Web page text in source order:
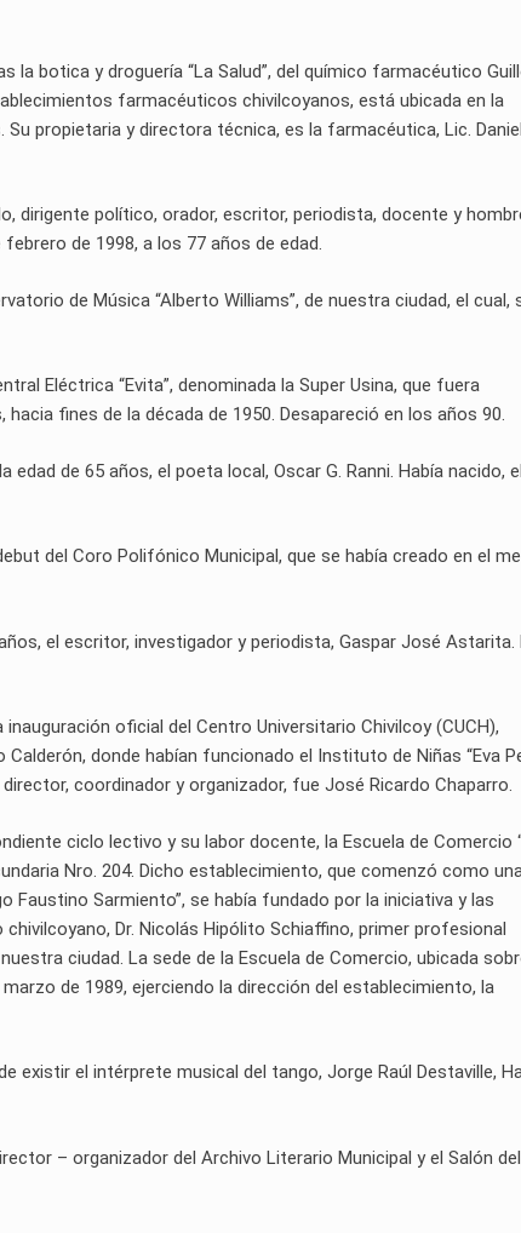
la botica y droguería “La Salud”, del químico farmacéutico
farmacéuticos chivilcoyanos, está ubicada en la
propietaria y directora técnica, es la farmacéutica, Lic.
dirigente político, orador, escritor, periodista, docente y
de 1998, a los 77 años de edad.
de Música “Alberto Williams”, de nuestra ciudad, el cual,
Eléctrica “Evita”, denominada la Super Usina, que fuera
fines de la década de 1950. Desapareció en los años 90.
edad de 65 años, el poeta local, Oscar G. Ranni. Había nacido,
del Coro Polifónico Municipal, que se había creado en el
el escritor, investigador y periodista, Gaspar José Astarita.
oficial del Centro Universitario Chivilcoy (CUCH),
donde habían funcionado el Instituto de Niñas “Eva
coordinador y organizador, fue José Ricardo Chaparro.
ciclo lectivo y su labor docente, la Escuela de Comercio
Nro. 204. Dicho establecimiento, que comenzó como
Faustino Sarmiento”, se había fundado por la iniciativa y las
Dr. Nicolás Hipólito Schiaffino, primer profesional
ciudad. La sede de la Escuela de Comercio, ubicada
de 1989, ejerciendo la dirección del establecimiento, la
existir el intérprete musical del tango, Jorge Raúl Destaville,
– organizador del Archivo Literario Municipal y el Salón del